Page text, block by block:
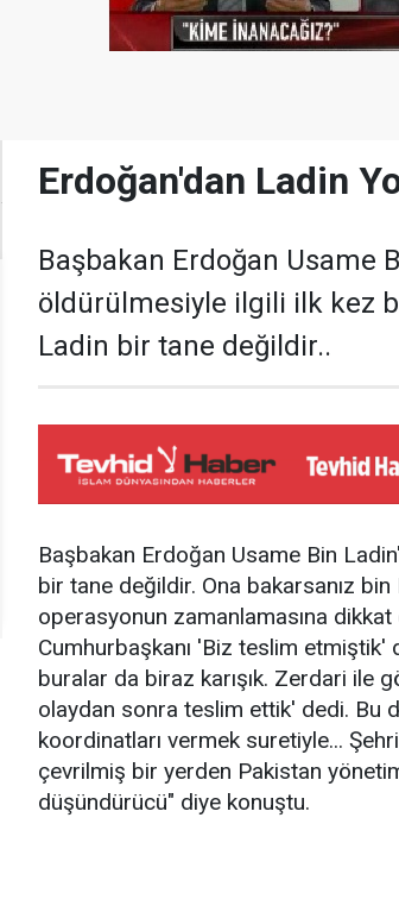
Erdoğan'dan Ladin
Başbakan Erdoğan Usame
öldürülmesiyle ilgili ilk kez
Ladin bir tane değildir..
Başbakan Erdoğan Usame Bin
bir tane değildir. Ona bakarsanız
operasyonun zamanlamasına
Cumhurbaşkanı 'Biz teslim etmiştik'
buralar da biraz karışık. Zerdari ile
olaydan sonra teslim ettik' dedi. Bu
koordinatları vermek suretiyle...
çevrilmiş bir yerden Pakistan
düşündürücü" diye konuştu.